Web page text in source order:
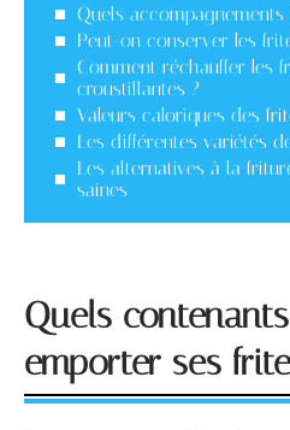
Quels
Peut-on conserver les
Comment réchauffer les
croustillantes ?
Valeurs caloriques des
Les différentes variétés
Les alternatives à la
saines
Quels
emporter ses